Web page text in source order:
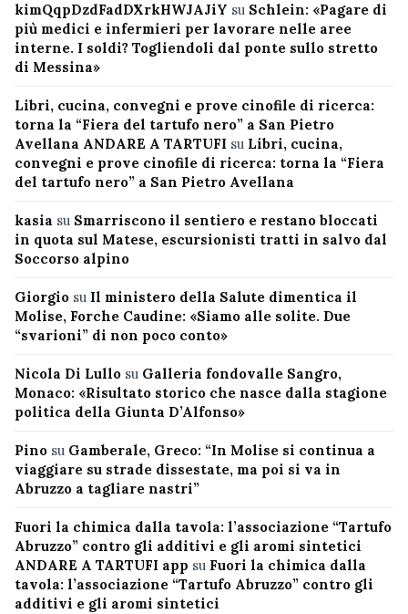
kimQqpDzdFadDXrkHWJAJiY su Schlein: «Pagare di
più medici e infermieri per lavorare nelle aree
interne. I soldi? Togliendoli dal ponte sullo stretto
di Messina»
Libri, cucina, convegni e prove cinofile di ricerca:
torna la “Fiera del tartufo nero” a San Pietro
Avellana ANDARE A TARTUFI su Libri, cucina,
convegni e prove cinofile di ricerca: torna la “Fiera
del tartufo nero” a San Pietro Avellana
kasia su Smarriscono il sentiero e restano bloccati
in quota sul Matese, escursionisti tratti in salvo dal
Soccorso alpino
Giorgio su Il ministero della Salute dimentica il
Molise, Forche Caudine: «Siamo alle solite. Due
“svarioni” di non poco conto»
Nicola Di Lullo su Galleria fondovalle Sangro,
Monaco: «Risultato storico che nasce dalla stagione
politica della Giunta D’Alfonso»
Pino su Gamberale, Greco: “In Molise si continua a
viaggiare su strade dissestate, ma poi si va in
Abruzzo a tagliare nastri”
Fuori la chimica dalla tavola: l’associazione “Tartufo
Abruzzo” contro gli additivi e gli aromi sintetici
ANDARE A TARTUFI app su Fuori la chimica dalla
tavola: l’associazione “Tartufo Abruzzo” contro gli
additivi e gli aromi sintetici